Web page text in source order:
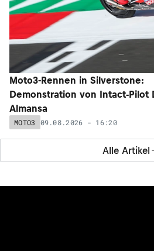
Alle Artikel
Moto3-Rennen in Silverstone:
Demonstration von Intact-Pilot
Almansa
MOTO3 09.08.2026 - 16:20